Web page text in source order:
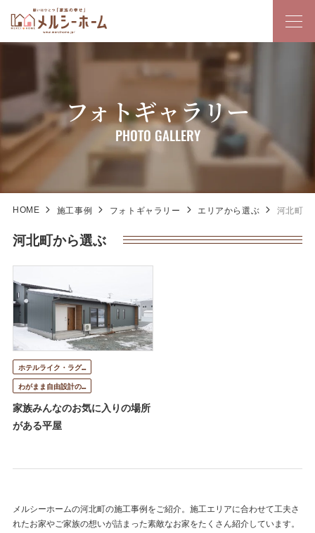
フォトギャラリー
PHOTO GALLERY
HOME 施工事例 フォトギャラリー エリアから選ぶ 河北町
河北町から選ぶ
ホテルライク・ラグ…
わがまま自由設計の…
家族みんなのお気に入りの場所
がある平屋
メルシーホームの河北町の施工事例をご紹介。施工エリアに合わせて工夫さ
れたお家やご家族の想いが詰まった素敵なお家をたくさん紹介しています。